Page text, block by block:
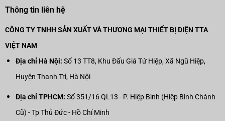
Thông tin liên hệ
CÔNG TY TNHH SẢN XUẤT VÀ THƯƠNG MẠI THIẾT BỊ ĐIỆN TTA
VIỆT NAM
Địa chỉ Hà Nội: Số 13 TT8, Khu Đấu Giá Tứ Hiệp, Xã Ngũ Hiệp,
Huyện Thanh Trì, Hà Nội
Địa chỉ TPHCM: Số 351/16 QL13 - P. Hiệp Bình (Hiệp Bình Chánh
Cũ) - Tp Thủ Đức - Hồ Chí Minh